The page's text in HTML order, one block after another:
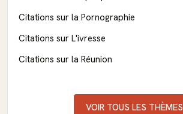
Citations sur la Pornographie
Citations sur L'ivresse
Citations sur la Réunion
VOIR TOUS LES THÈMES